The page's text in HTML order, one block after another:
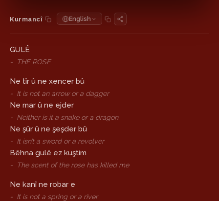
Kurmancî · English
GULÊ
- THE ROSE
Ne tîr û ne xencer bû
- It is not an arrow or a dagger
Ne mar û ne ejder
- Neither is it a snake or a dragon
Ne şûr û ne şeşder bû
- It isn’t a sword or a revolver
Bêhna gulê ez kuştim
- The scent of the rose has killed me
Ne kanî ne robar e
- It is not a spring or a river